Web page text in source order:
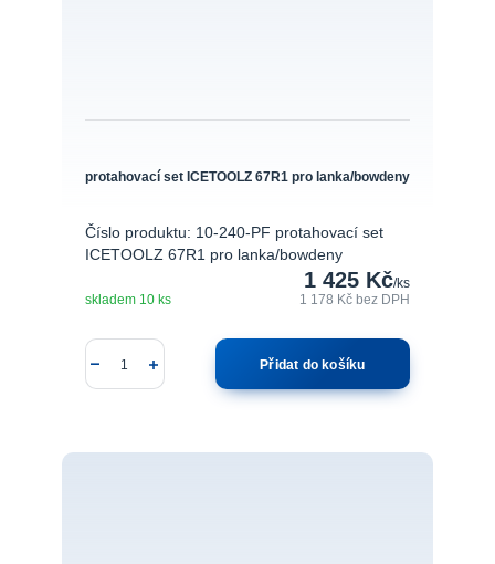
protahovací set ICETOOLZ 67R1 pro lanka/bowdeny
Číslo produktu: 10-240-PF protahovací set
ICETOOLZ 67R1 pro lanka/bowdeny
1 425 Kč/ks
1 178 Kč bez DPH
skladem 10 ks
Přidat do košíku